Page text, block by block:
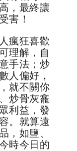
，最終讓
害！
瘋狂喜歡
理解，自
手法；炒
人偏好，
就不關你
炒骨灰龕
利益，發
。就算遠
，如鹽、
時今日的